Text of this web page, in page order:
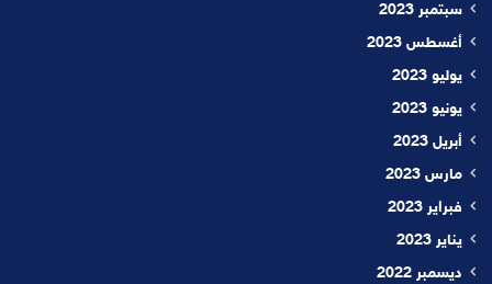
سبتمبر 2023
أغسطس 2023
يوليو 2023
يونيو 2023
أبريل 2023
مارس 2023
فبراير 2023
يناير 2023
ديسمبر 2022